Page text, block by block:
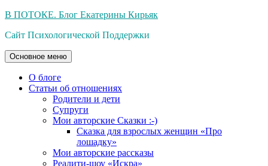
Перейти
содержимому
В ПОТОКЕ. Блог Екатерины Кирьяк
Сайт Психологической Поддержки
Основное меню
О блоге
Статьи об отношениях
Родители и дети
Супруги
Мои авторские Сказки :-)
Сказка для взрослых женщин «Про
лошадку»
Мои авторские рассказы
Реалити-шоу «Искра»